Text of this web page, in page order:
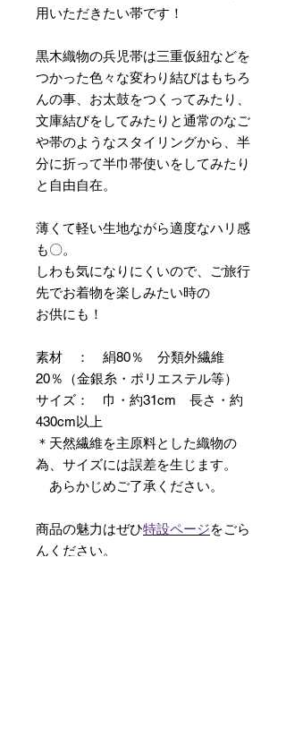
用いただきたい帯です！
黒木織物の兵児帯は三重仮紐などを
つかった色々な変わり結びはもちろ
んの事、お太鼓をつくってみたり、
文庫結びをしてみたりと通常のなご
や帯のようなスタイリングから、半
分に折って半巾帯使いをしてみたり
と自由自在。
薄くて軽い生地ながら適度なハリ感
も〇。
しわも気になりにくいので、ご旅行
先でお着物を楽しみたい時の
お供にも！
素材 ： 絹80％ 分類外繊維
20％（金銀糸・ポリエステル等）
サイズ： 巾・約31cm 長さ・約
430cm以上
＊天然繊維を主原料とした織物の
為、サイズには誤差を生じます。
あらかじめご了承ください。
商品の魅力はぜひ特設ページをごら
んください。